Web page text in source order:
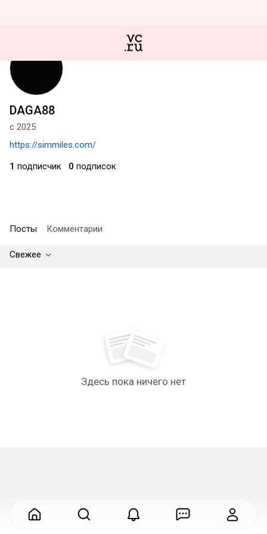
DAGA88
с 2025
https://simmiles.com/
1 подписчик 0 подписок
Посты Комментарии
Свежее
Здесь пока ничего нет